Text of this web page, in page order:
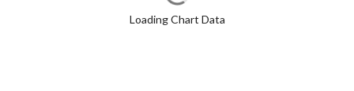
Loading Chart Data